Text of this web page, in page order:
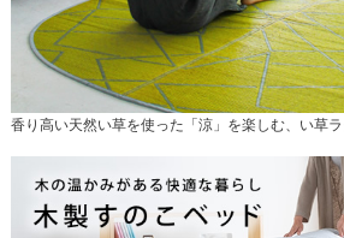
香り高い天然い草を使った「涼」を楽しむ、い草ラ